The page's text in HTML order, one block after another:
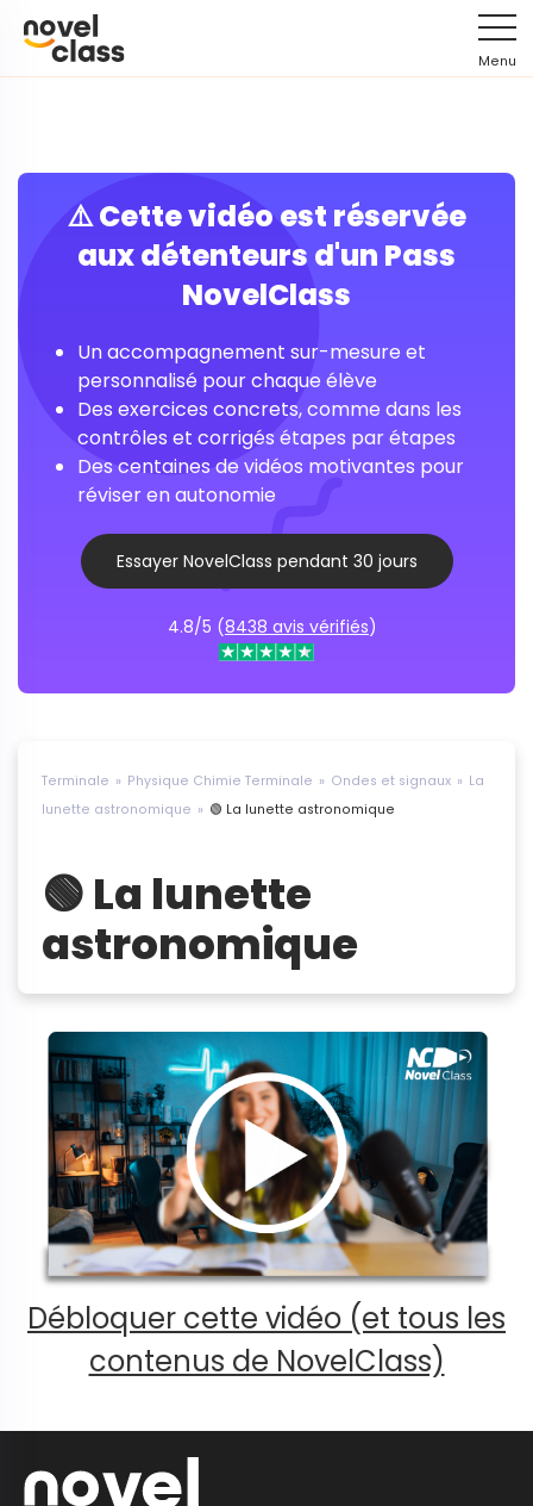
Menu
⚠️ Cette vidéo est réservée
aux détenteurs d'un Pass
NovelClass
Un accompagnement sur-mesure et
personnalisé pour chaque élève
Des exercices concrets, comme dans les
contrôles et corrigés étapes par étapes
Des centaines de vidéos motivantes pour
réviser en autonomie
Essayer NovelClass pendant 30 jours
4.8/5 (8438 avis vérifiés)
Terminale Physique Chimie Terminale Ondes et signaux
La
lunette astronomique
🟢 La lunette astronomique
🟢 La lunette
astronomique
Débloquer cette vidéo (et tous les
contenus de NovelClass)